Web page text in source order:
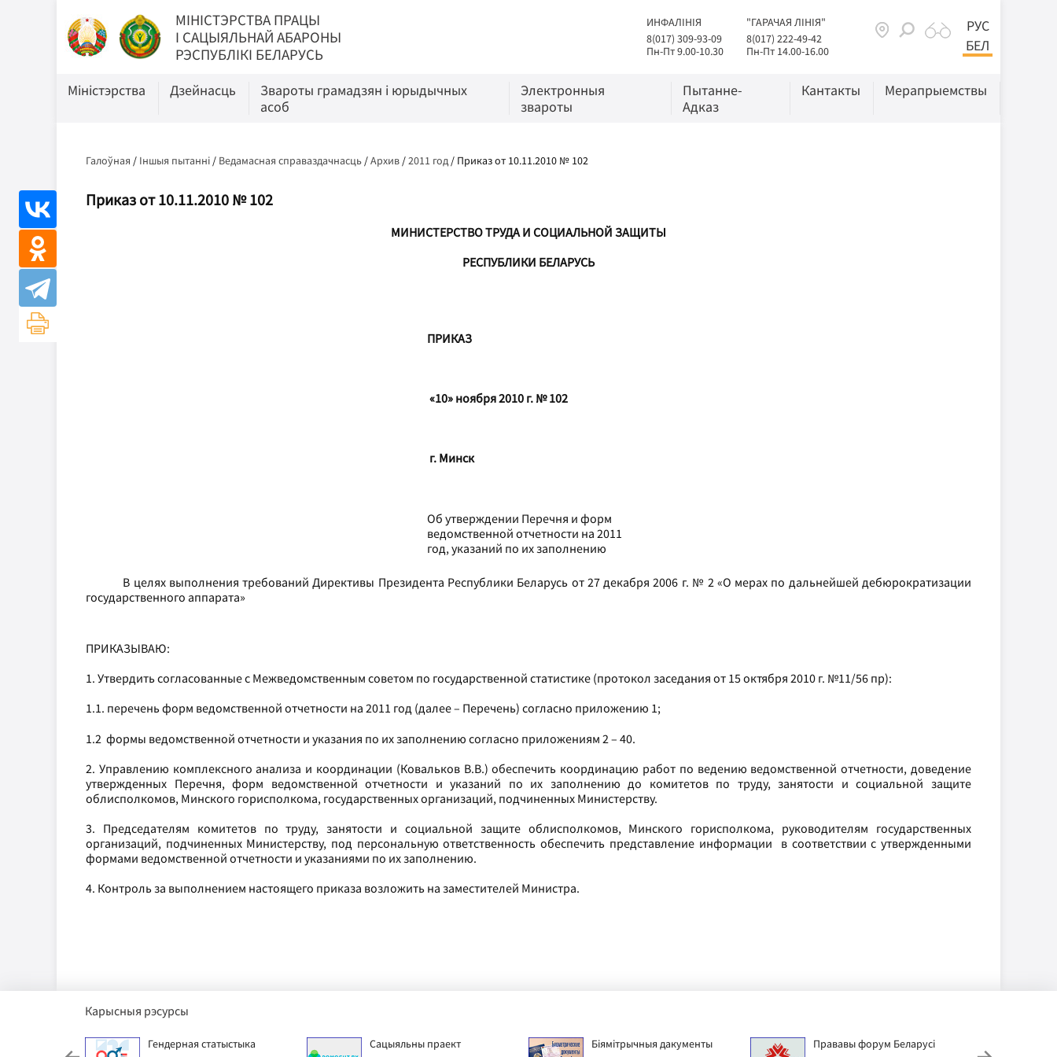
МIНIСТЭРСТВА ПРАЦЫ
I САЦЫЯЛЬНАЙ АБАРОНЫ
РЭСПУБЛІКІ БЕЛАРУСЬ
ИНФАЛІНІЯ
8(017) 309-93-09
Пн-Пт 9.00-10.30
"ГАРАЧАЯ ЛІНІЯ"
8(017) 222-49-42
Пн-Пт 14.00-16.00
РУС
БЕЛ
Міністэрства Дзейнасць
Звароты грамадзян і юрыдычных
асоб
Электронныя
звароты
Пытанне-
Адказ
Кантакты Мерапрыемствы
Галоўная / Іншыя пытанні / Ведамасная справаздачнасць /Архив /2011 год/ Приказ от 10.11.2010 № 102
Приказ от 10.11.2010 № 102
МИНИСТЕРСТВО ТРУДА И СОЦИАЛЬНОЙ ЗАЩИТЫ
РЕСПУБЛИКИ БЕЛАРУСЬ
ПРИКАЗ
«10» ноября 2010 г. № 102
г. Минск
Об утверждении Перечня и форм
ведомственной отчетности на 2011
год, указаний по их заполнению
В целях выполнения требований Директивы Президента Республики Беларусь от 27 декабря 2006 г. № 2 «О мерах по дальнейшей дебюрократизации
государственного аппарата»
ПРИКАЗЫВАЮ:
1. Утвердить согласованные с Межведомственным советом по государственной статистике (протокол заседания от 15 октября 2010 г. №11/56 пр):
1.1. перечень форм ведомственной отчетности на 2011 год (далее – Перечень) согласно приложению 1;
1.2 формы ведомственной отчетности и указания по их заполнению согласно приложениям 2 – 40.
2. Управлению комплексного анализа и координации (Ковальков В.В.) обеспечить координацию работ по ведению ведомственной отчетности, доведение
утвержденных Перечня, форм ведомственной отчетности и указаний по их заполнению до комитетов по труду, занятости и социальной защите
облисполкомов, Минского горисполкома, государственных организаций, подчиненных Министерству.
3. Председателям комитетов по труду, занятости и социальной защите облисполкомов, Минского горисполкома, руководителям государственных
организаций, подчиненных Министерству, под персональную ответственность обеспечить представление информации в соответствии с утвержденными
формами ведомственной отчетности и указаниями по их заполнению.
4. Контроль за выполнением настоящего приказа возложить на заместителей Министра.
Карысныя рэсурсы
Гендерная статыстыка Сацыяльны праект Біямітрычныя дакументы Прававы форум Беларусі